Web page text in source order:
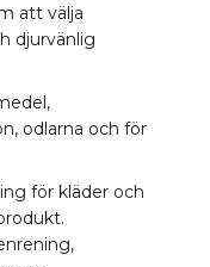
att välja
djurvänlig
odlarna och för
för kläder och